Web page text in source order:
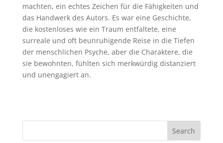
machten, ein echtes Zeichen für die Fähigkeiten und
das Handwerk des Autors. Es war eine Geschichte,
die kostenloses wie ein Traum entfaltete, eine
surreale und oft beunruhigende Reise in die Tiefen
der menschlichen Psyche, aber die Charaktere, die
sie bewohnten, fühlten sich merkwürdig distanziert
und unengagiert an.
Search